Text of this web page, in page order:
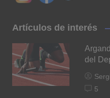
Artículos de interés
del
5